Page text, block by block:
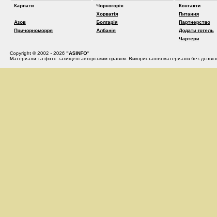
Карпати
Азов
Причорноморря
Чорногорія
Хорватія
Болгарія
Албанія
Контакти
Питання
Партнерство
Додати готель
Чартери
Copyright © 2002 - 2026 "ASINFO"
Материали та фото захищені авторським правом. Використання материалів без